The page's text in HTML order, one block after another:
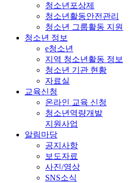
청소년포상제
청소년활동안전관리
청소년 그룹활동 지원
청소년 정보
e청소년
지역 청소년활동 정보
청소년 기관 현황
자료실
교육신청
온라인 교육 신청
청소년역량개발
지원사업
알림마당
공지사항
보도자료
사진/영상
SNS소식